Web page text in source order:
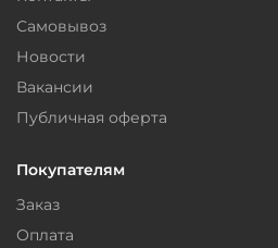
Самовывоз
Новости
Вакансии
Публичная оферта
Покупателям
Заказ
Оплата